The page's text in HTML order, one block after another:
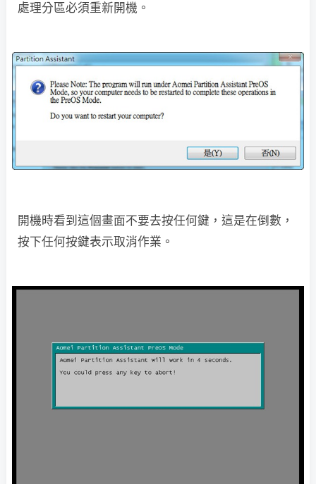
處理分區必須重新開機。
開機時看到這個畫面不要去按任何鍵，這是在倒數，
按下任何按鍵表示取消作業。